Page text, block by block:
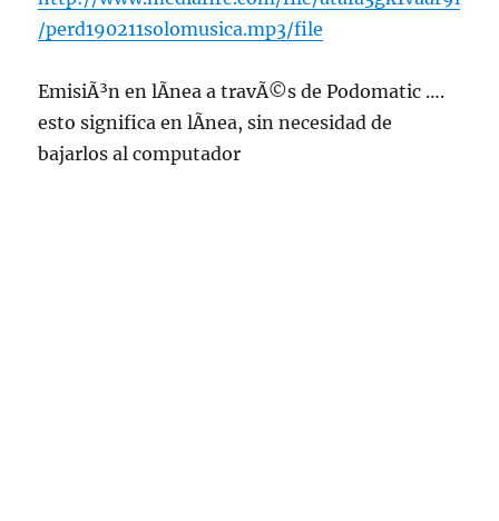
/perd190211solomusica.mp3/file
EmisiÃ³n en lÃ­nea a travÃ©s de Podomatic ….
esto significa en lÃ­nea, sin necesidad de
bajarlos al computador